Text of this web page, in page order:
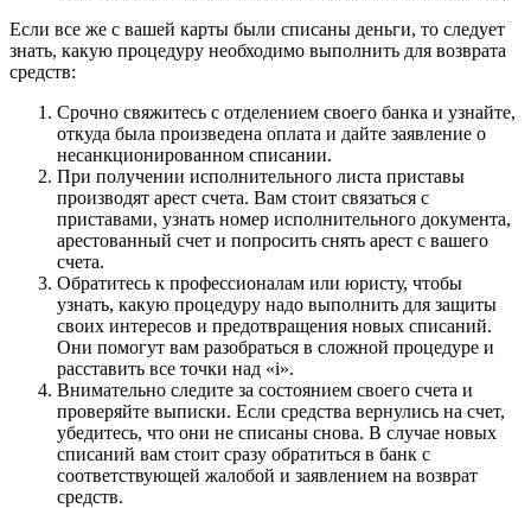
Если все же с вашей карты были списаны деньги, то следует
знать, какую процедуру необходимо выполнить для возврата
средств:
Срочно свяжитесь с отделением своего банка и узнайте,
откуда была произведена оплата и дайте заявление о
несанкционированном списании.
При получении исполнительного листа приставы
производят арест счета. Вам стоит связаться с
приставами, узнать номер исполнительного документа,
арестованный счет и попросить снять арест с вашего
счета.
Обратитесь к профессионалам или юристу, чтобы
узнать, какую процедуру надо выполнить для защиты
своих интересов и предотвращения новых списаний.
Они помогут вам разобраться в сложной процедуре и
расставить все точки над «i».
Внимательно следите за состоянием своего счета и
проверяйте выписки. Если средства вернулись на счет,
убедитесь, что они не списаны снова. В случае новых
списаний вам стоит сразу обратиться в банк с
соответствующей жалобой и заявлением на возврат
средств.